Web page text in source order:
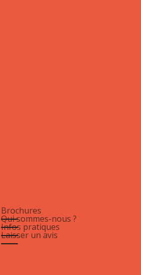
Brochures
Qui sommes-nous ?
Infos pratiques
Laisser un avis